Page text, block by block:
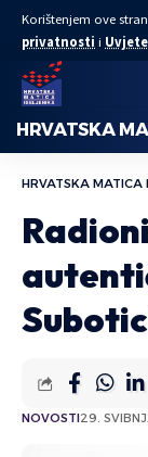
Korištenjem ove
privatnosti i
HRVATSKA
HRVATSKA MATICA
NOVOSTI29.